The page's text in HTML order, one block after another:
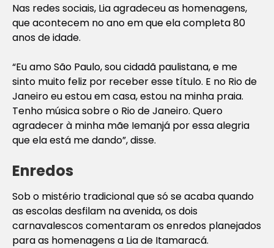
Nas redes sociais, Lia agradeceu as homenagens,
que acontecem no ano em que ela completa 80
anos de idade.
“Eu amo São Paulo, sou cidadã paulistana, e me
sinto muito feliz por receber esse título. E no Rio de
Janeiro eu estou em casa, estou na minha praia.
Tenho música sobre o Rio de Janeiro. Quero
agradecer à minha mãe Iemanjá por essa alegria
que ela está me dando”, disse.
Enredos
Sob o mistério tradicional que só se acaba quando
as escolas desfilam na avenida, os dois
carnavalescos comentaram os enredos planejados
para as homenagens a Lia de Itamaracá.